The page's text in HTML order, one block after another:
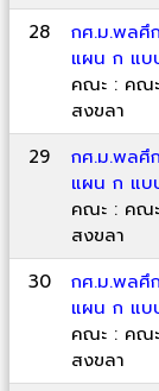
28
กศ.ม.พลศึ
แผน ก แบ
คณะ : คณ
สงขลา
29
กศ.ม.พลศึ
แผน ก แบ
คณะ : คณ
สงขลา
30
กศ.ม.พลศึ
แผน ก แบ
คณะ : คณ
สงขลา